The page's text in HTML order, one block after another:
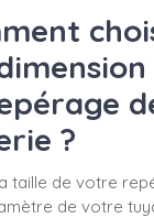
?
taille de votre
de votre